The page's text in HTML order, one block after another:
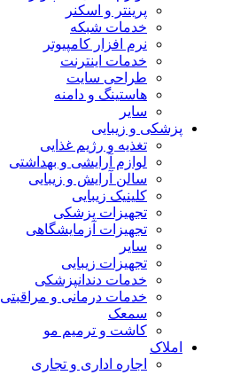
پرینتر و اسکنر
خدمات شبکه
نرم افزار کامپیوتر
خدمات اینترنت
طراحی سایت
هاستینگ و دامنه
سایر
پزشکی و زیبایی
تغذیه و رژیم غذایی
لوازم آرایشی و بهداشتی
سالن آرایش و زیبایی
کلینیک زیبایی
تجهیزات پزشکی
تجهیزات آزمایشگاهی
سایر
تجهیزات زیبایی
خدمات دندانپزشکی
خدمات درمانی و مراقبتی
سمعک
کاشت و ترمیم مو
املاک
اجاره اداری و تجاری